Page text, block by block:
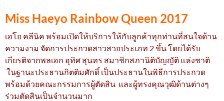
Miss Haeyo Rainbow Queen 2017
เฮโย คลีนิค พร้อมเปิดให้บริการให้กับลูกค้าทุกท่านที่สนใจด้าน
ความงาม จัดการประกวดสาวสวยประเภท 2 ขึ้น โดยได้รับ
เกียรติจากพลเอก อุทิศ สุนทร สมาชิกสภานิติบัญญัติ แห่งชาติ
ในฐานะประธานกิตติมศักดิ์ เป็นประธานในพิธีการประกวด
พร้อมด้วยคณะกรรมการผู้ตัดสิน และผู้ทรงคุณวุฒิด้านต่างๆ
ร่วมตัดสินเป็นจำนวนมาก